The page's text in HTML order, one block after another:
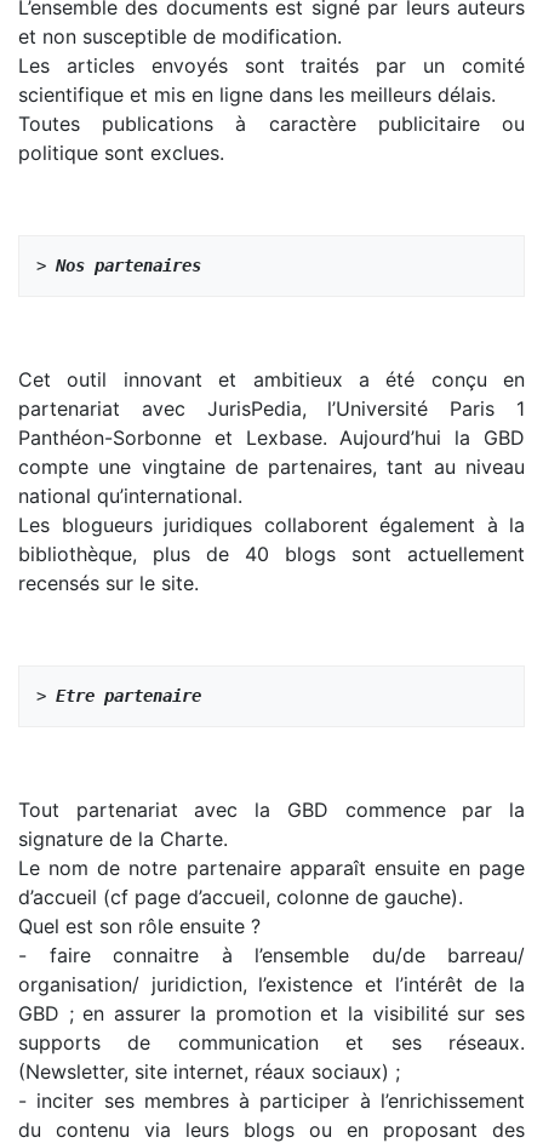
L’ensemble des documents est signé par leurs auteurs
et non susceptible de modification.
Les articles envoyés sont traités par un comité
scientifique et mis en ligne dans les meilleurs délais.
Toutes publications à caractère publicitaire ou
politique sont exclues.
> Nos partenaires
Cet outil innovant et ambitieux a été conçu en
partenariat avec JurisPedia, l’Université Paris 1
Panthéon-Sorbonne et Lexbase. Aujourd’hui la GBD
compte une vingtaine de partenaires, tant au niveau
national qu’international.
Les blogueurs juridiques collaborent également à la
bibliothèque, plus de 40 blogs sont actuellement
recensés sur le site.
> Etre partenaire
Tout partenariat avec la GBD commence par la
signature de la Charte.
Le nom de notre partenaire apparaît ensuite en page
d’accueil (cf page d’accueil, colonne de gauche).
Quel est son rôle ensuite ?
- faire connaitre à l’ensemble du/de barreau/
organisation/ juridiction, l’existence et l’intérêt de la
GBD ; en assurer la promotion et la visibilité sur ses
supports de communication et ses réseaux.
(Newsletter, site internet, réaux sociaux) ;
- inciter ses membres à participer à l’enrichissement
du contenu via leurs blogs ou en proposant des